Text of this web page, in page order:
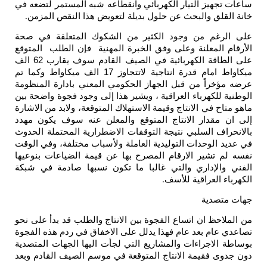
ساعات تجهيز التيار الكهربائي وانقطاعه شبه المستمر لتضعه في
خانة القلق والبحث عن حلول بديلة لتعويض هذا النقص المزمن.
على الرغم من وجود الكثير من الشكوك المتعلقة في صحة
الأرقام المعلنة وعلى وفق الخبرة المهنية فإن الطلب المتوقع
على الطاقة الكهربائية في الصيف القادم سوف يقارب 62 الف
ميكاواط امام قدرة انتاجية لاتتجاوز 17 الف ميكاواط وكما تم
عرضه مؤخراً من قبل الجهاز الحكومي المعني بادارة المنظومة
الوطنية للكهرباء العراقية ، ويشير هذا إلى وجود فجوة واضحة بين
ماهو متاح في الانتاج وقيمة الاستهلاك المتوقعة، ولابد من الاشارة
إلى ان مقدار الانتاج المتوقع والمعلن عنه سوف يكون مهدد
بالانحراف السلبي نتيجة التوقفات الاضطرارية المحتملة الحدوث
في عديد الوحدات التوليدية العاملة ولأسباب مختلفة، وفي الوقت
نفسه لم تشير الارقام المصرح بها عن قيمة الضياعات بنوعيها
الفني والإداري والتي غالبا ما تكون نسبها صادمة في شبكة
الكهرباء العراقية للأسف.
جهات متصدية
من الملاحظ ان اتساع الفجوة بين الانتاج والطلب قد بدأ على نحو
تصاعدي عام بعد عام فهذا يدلل على الاخفاق في ردم هذه الفجوة
بوساطة الاجراءات والمشاريع التي لجأت اليها الجهات المتصدية
دون جدوى فقيمة الانتاج المتوقعة في موسم الصيف القادم وبعد